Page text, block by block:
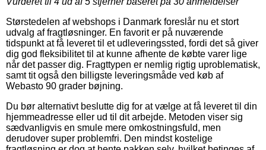
Størstedelen af webshops i Danmark foreslår nu et stort
udvalg af fragtløsninger. En favorit er på nuværende
tidspunkt at få leveret til et udleveringssted, fordi det så giver
dig god fleksibilitet til at kunne afhente de købte varer lige
når det passer dig. Fragttypen er nemlig rigtig uproblematisk,
samt tit også den billigste leveringsmåde ved køb af
Webasto 90 grader bøjning.
Du bør alternativt beslutte dig for at vælge at få leveret til din
hjemmeadresse eller ud til dit arbejde. Metoden viser sig
sædvanligvis en smule mere omkostningsfuld, men
derudover super problemfri. Den mindst kostelige